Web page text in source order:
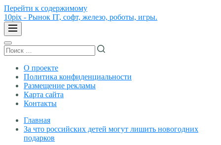
Перейти к содержимому
10pix - Рынок IT, софт, железо, роботы, игры.
О проекте
Политика конфиденциальности
Размещение рекламы
Карта сайта
Контакты
Главная
За что российских детей могут лишить новогодних
подарков